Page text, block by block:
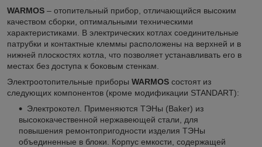
WARMOS – отопительный прибор, отличающийся высоким
качеством сборки, оптимальными техническими
характеристиками. В электрических котлах соединительные
патрубки и контактные клеммы расположены на верхней и в
нижней плоскостях котла, что позволяет устанавливать его в
местах без доступа к боковым стенкам.
Электроотопительные приборы WARMOS состоят из
следующих компонентов (кроме модификации STANDART):
Электрокотел. Применяются ТЭНы (Baker) из
высококачественной нержавеющей стали, для
повышения ремонтопригодности изделия ТЭНы
объединенные в блоки. Корпус емкости, содержащей